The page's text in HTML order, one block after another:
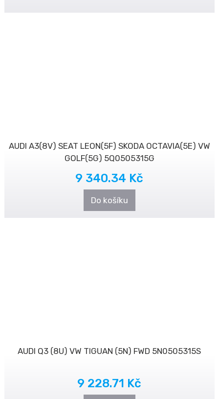
AUDI A3(8V) SEAT LEON(5F) SKODA OCTAVIA(5E) VW
GOLF(5G) 5Q0505315G
9 340.34 Kč
Do košíku
AUDI Q3 (8U) VW TIGUAN (5N) FWD 5N0505315S
9 228.71 Kč